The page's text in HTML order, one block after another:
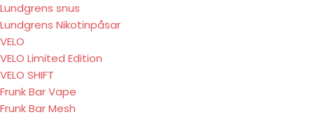
Lundgrens snus
Lundgrens Nikotinpåsar
VELO
VELO Limited Edition
VELO SHIFT
Frunk Bar Vape
Frunk Bar Mesh